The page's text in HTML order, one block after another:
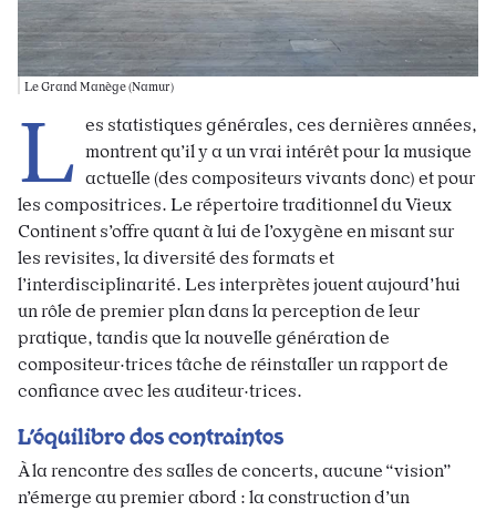
Le Grand Manège (Namur)
L es statistiques générales, ces dernières années,
montrent qu’il y a un vrai intérêt pour la musique
actuelle (des compositeurs vivants donc) et pour
les compositrices. Le répertoire traditionnel du Vieux
Continent s’offre quant à lui de l’oxygène en misant sur
les revisites, la diversité des formats et
l’interdisciplinarité. Les interprètes jouent aujourd’hui
un rôle de premier plan dans la perception de leur
pratique, tandis que la nouvelle génération de
compositeur·trices tâche de réinstaller un rapport de
confiance avec les auditeur·trices.
L’équilibre des contraintes
À la rencontre des salles de concerts, aucune “vision”
n’émerge au premier abord : la construction d’un